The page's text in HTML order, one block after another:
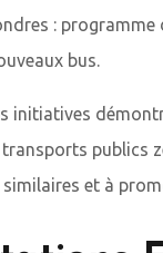
:
bus.
initiatives
publics
similaires et à